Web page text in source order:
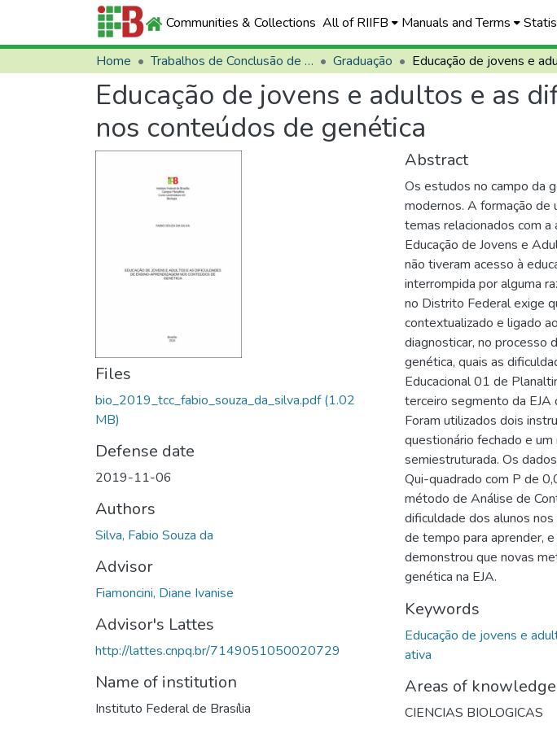
Communities & Collections All of RIIFB Manuals and Terms
Home Trabalhos de Conclusão de Curso (TCCs) Graduação
Educação de jovens e adultos e as
nos conteúdos de genética
Files
bio_2019_tcc_fabio_souza_da_silva.pdf(1.02
MB)
Defense date
2019-11-06
Authors
Silva, Fabio Souza da
Advisor
Fiamoncini, Diane Ivanise
Advisor's Lattes
http://lattes.cnpq.br/7149051050020729
Name of institution
Instituto Federal de Brasília
Abstract
Os estudos no campo da
modernos. A formação
temas relacionados com a
Educação de Jovens e
não tiveram acesso à
interrompida por alguma
no Distrito Federal exige
contextualizado e ligado
diagnosticar, no processo
genética, quais as
Educacional 01 de
terceiro segmento da EJA
Foram utilizados dois
questionário fechado e
semiestruturada. Os
Qui-quadrado com P de
método de Análise de
dificuldade dos alunos
de tempo para aprender,
demonstrou que novas
genética na EJA.
Keywords
Educação de jovens e
ativa
Areas of knowledge
CIENCIAS BIOLOGICAS